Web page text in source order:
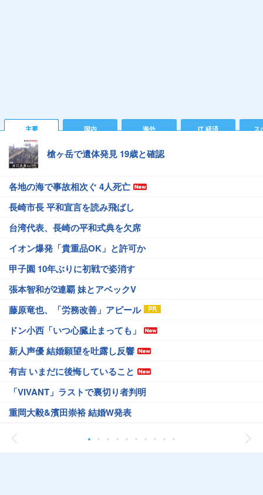
主要 国内 海外 IT 経済 ス
槍ヶ岳で遺体発見 19歳と確認
各地の海で事故相次ぐ 4人死亡
長崎市長 平和宣言を読み飛ばし
台湾代表、長崎の平和式典を欠席
イオン爆発「貴重品OK」と許可か
甲子園 10年ぶりに初戦で姿消す
張本智和が2連覇 妹とアベックV
藤原竜也、「労務改善」アピール
ドン小西「いつ心臓止まっても」
新人声優 結婚願望を吐露し反響
有吉 いまだに後悔していること
「VIVANT」ラストで裏切り者判明
重岡大毅&濱田崇裕 結婚W発表